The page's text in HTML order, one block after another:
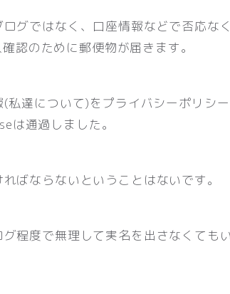
グではなく、口座情報などで否応な
認のために郵便物が届きます。
私達について)をプライバシーポリシ
は通過しました。
ばならないということはないです。
程度で無理して実名を出さなくても